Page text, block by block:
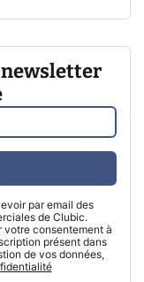
par email des
de Clubic.
votre consentement à
présent dans
de vos données,